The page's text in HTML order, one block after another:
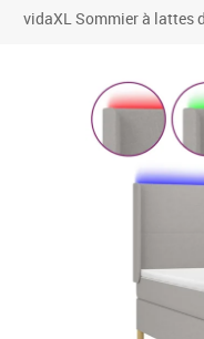
vidaXL Sommier à lattes